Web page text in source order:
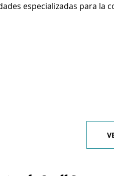
especializadas para la